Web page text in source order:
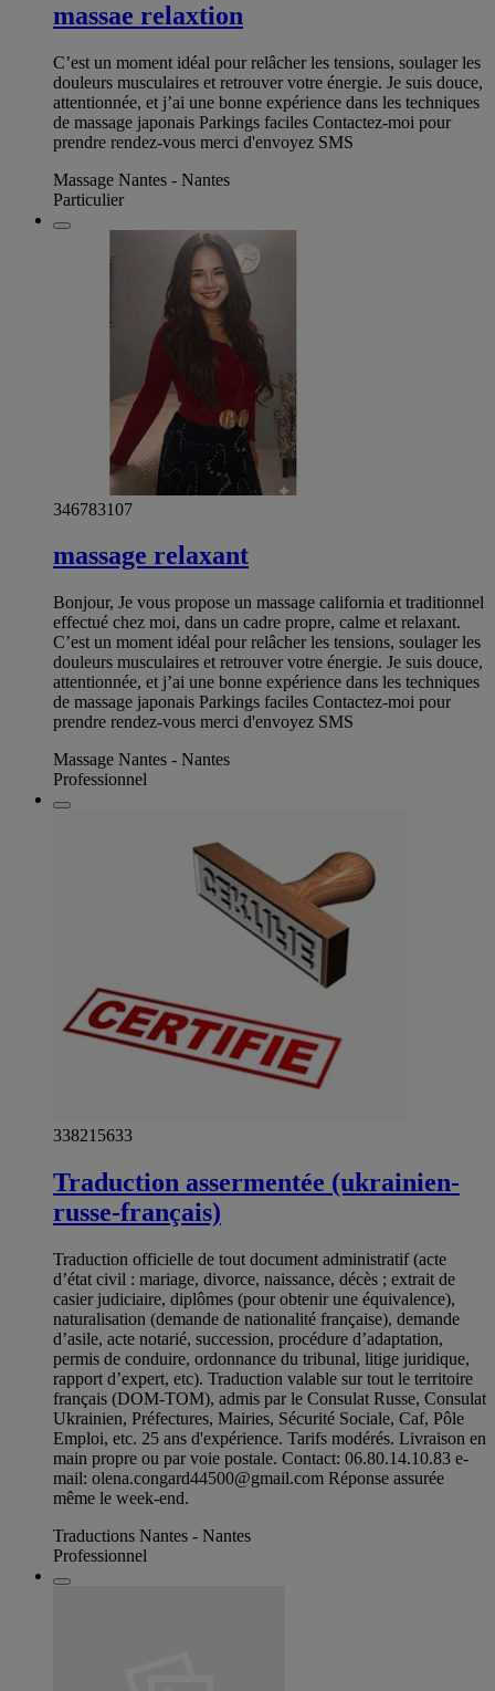
massae relaxtion
C’est un moment idéal pour relâcher les tensions, soulager les
douleurs musculaires et retrouver votre énergie. Je suis douce,
attentionnée, et j’ai une bonne expérience dans les techniques
de massage japonais Parkings faciles Contactez-moi pour
prendre rendez-vous merci d'envoyez SMS
Massage Nantes - Nantes
Particulier
346783107
massage relaxant
Bonjour, Je vous propose un massage california et traditionnel
effectué chez moi, dans un cadre propre, calme et relaxant.
C’est un moment idéal pour relâcher les tensions, soulager les
douleurs musculaires et retrouver votre énergie. Je suis douce,
attentionnée, et j’ai une bonne expérience dans les techniques
de massage japonais Parkings faciles Contactez-moi pour
prendre rendez-vous merci d'envoyez SMS
Massage Nantes - Nantes
Professionnel
338215633
Traduction assermentée (ukrainien-
russe-français)
Traduction officielle de tout document administratif (acte
d’état civil : mariage, divorce, naissance, décès ; extrait de
casier judiciaire, diplômes (pour obtenir une équivalence),
naturalisation (demande de nationalité française), demande
d’asile, acte notarié, succession, procédure d’adaptation,
permis de conduire, ordonnance du tribunal, litige juridique,
rapport d’expert, etc). Traduction valable sur tout le territoire
français (DOM-TOM), admis par le Consulat Russe, Consulat
Ukrainien, Préfectures, Mairies, Sécurité Sociale, Caf, Pôle
Emploi, etc. 25 ans d'expérience. Tarifs modérés. Livraison en
main propre ou par voie postale. Contact: 06.80.14.10.83 e-
mail: olena.congard44500@gmail.com Réponse assurée
même le week-end.
Traductions Nantes - Nantes
Professionnel